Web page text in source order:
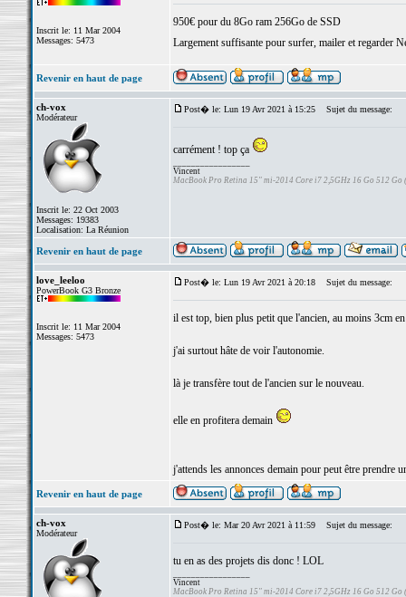
Inscrit le: 11 Mar 2004
Messages: 5473
950€ pour du 8Go ram 256Go de SSD
Largement suffisante pour surfer, mailer et regarder
Revenir en haut de page
ch-vox
Modérateur
Inscrit le: 22 Oct 2003
Messages: 19383
Localisation: La Réunion
Post� le: Lun 19 Avr 2021 à 15:25 Sujet du message:
carrément ! top ça
Vincent
MacBook Pro Retina 15" mi-2014 Core i7 2,5GHz 16 Go 512 Go
Revenir en haut de page
love_leeloo
PowerBook G3 Bronze
Inscrit le: 11 Mar 2004
Messages: 5473
Post� le: Lun 19 Avr 2021 à 20:18 Sujet du message:
il est top, bien plus petit que l'ancien, au moins 3cm
j'ai surtout hâte de voir l'autonomie.
là je transfère tout de l'ancien sur le nouveau.
elle en profitera demain
j'attends les annonces demain pour peut être prendre
Revenir en haut de page
ch-vox
Modérateur
Post� le: Mar 20 Avr 2021 à 11:59 Sujet du message:
tu en as des projets dis donc ! LOL
Vincent
MacBook Pro Retina 15" mi-2014 Core i7 2,5GHz 16 Go 512 Go